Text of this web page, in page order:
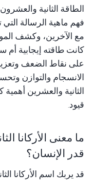
الطاقة الثانية
فهم ماهية الرسالة
مع الآخرين، وكشف
كانت طاقته إيجابية أم
على نقاط الضعف
الانسجام والتوازن
الثانية والعشرين
قيود.
ما معنى الأركانا
قدر الإنسان؟
قد يربك اسم الأركانا